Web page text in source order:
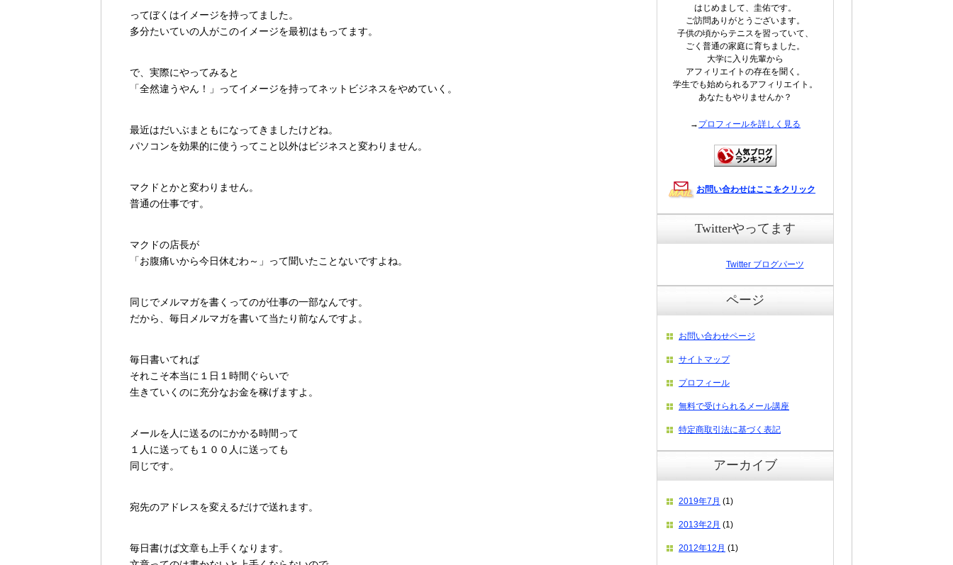
ってぼくはイメージを持ってました。
多分たいていの人がこのイメージを最初はもってます。
で、実際にやってみると
「全然違うやん！」ってイメージを持ってネットビジネスをやめていく。
最近はだいぶまともになってきましたけどね。
パソコンを効果的に使うってこと以外はビジネスと変わりません。
マクドとかと変わりません。
普通の仕事です。
マクドの店長が
「お腹痛いから今日休むわ～」って聞いたことないですよね。
同じでメルマガを書くってのが仕事の一部なんです。
だから、毎日メルマガを書いて当たり前なんですよ。
毎日書いてれば
それこそ本当に１日１時間ぐらいで
生きていくのに充分なお金を稼げますよ。
メールを人に送るのにかかる時間って
１人に送っても１００人に送っても
同じです。
宛先のアドレスを変えるだけで送れます。
毎日書けば文章も上手くなります。
はじめまして、圭佑です。
ご訪問ありがとうございます。
子供の頃からテニスを習っていて、
ごく普通の家庭に育ちました。
大学に入り先輩から
アフィリエイトの存在を聞く。
学生でも始められるアフィリエイト。
あなたもやりませんか？
→ プロフィールを詳しく見る
お問い合わせはここをクリック
Twitterやってます
Twitter ブログパーツ
ページ
お問い合わせページ
サイトマップ
プロフィール
無料で受けられるメール講座
特定商取引法に基づく表記
アーカイブ
2019年7月 (1)
2013年2月 (1)
2012年12月 (1)